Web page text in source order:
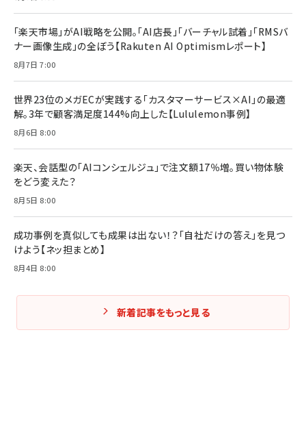
「楽天市場」がAI戦略を公開。「AI店長」「バーチャル試着」「RMSバ
ナー画像生成」の全ぼう【Rakuten AI Optimismレポート】
8月7日 7:00
世界23位のメガECが実践する「カスタマーサービス×AI」の最適
解。3年で顧客満足度144%向上した【Lululemon事例】
8月6日 8:00
楽天、会話型の「AIコンシェルジュ」で注文額17％増。買い物体験
をどう変えた？
8月5日 8:00
成功事例を真似しても成果は出ない！？「自社だけの答え」を見つ
けよう【ネッ担まとめ】
8月4日 8:00
新着記事をもっと見る